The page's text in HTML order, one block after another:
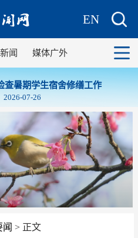
EN
闻 媒体广外
查暑期学生宿舍修缮工作
2026-07-26
闻 > 正文